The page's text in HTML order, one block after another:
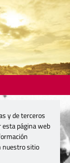
y de terceros
esta página web
nuestro sitio